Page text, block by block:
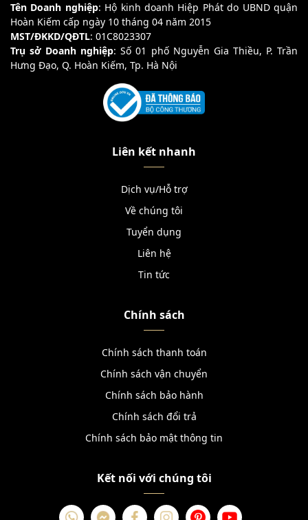
Tên Doanh nghiệp: Hộ kinh doanh Hiệp Phát do UBND quận
Hoàn Kiếm cấp ngày 10 tháng 04 năm 2015
MST/ĐKKD/QĐTL: 01C8023307
Trụ sở Doanh nghiệp: Số 01 phố Nguyễn Gia Thiều, P. Trần
Hưng Đạo, Q. Hoàn Kiếm, Tp. Hà Nội
Liên kết nhanh
Dịch vụ/Hỗ trợ
Về chúng tôi
Tuyển dụng
Liên hệ
Tin tức
Chính sách
Chính sách thanh toán
Chính sách vận chuyển
Chính sách bảo hành
Chính sách đổi trả
Chính sách bảo mật thông tin
Kết nối với chúng tôi